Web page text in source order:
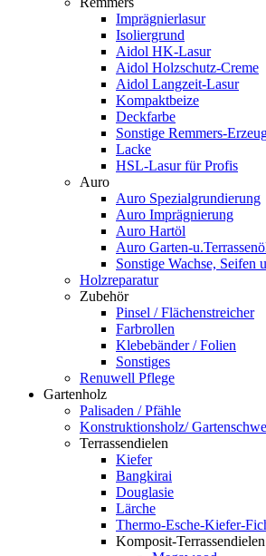
Imprägnierlasur
Isoliergrund
Aidol HK-Lasur
Aidol Holzschutz-Creme
Aidol Langzeit-Lasur
Kompaktbeize
Deckfarbe
Sonstige Remmers-
Lacke
HSL-Lasur für Profis
Auro
Auro Spezialgrundierung
Auro Imprägnierung
Auro Hartöl
Auro Garten-
Sonstige Wachse, Seifen
Holzreparatur
Zubehör
Pinsel / Flächenstreicher
Farbrollen
Klebebänder / Folien
Sonstiges
Renuwell Pflege
Gartenholz
Palisaden / Pfähle
Konstruktionsholz/
Terrassendielen
Kiefer
Bangkirai
Douglasie
Lärche
Thermo-Esche-Kiefer-
Komposit-Terrassendielen